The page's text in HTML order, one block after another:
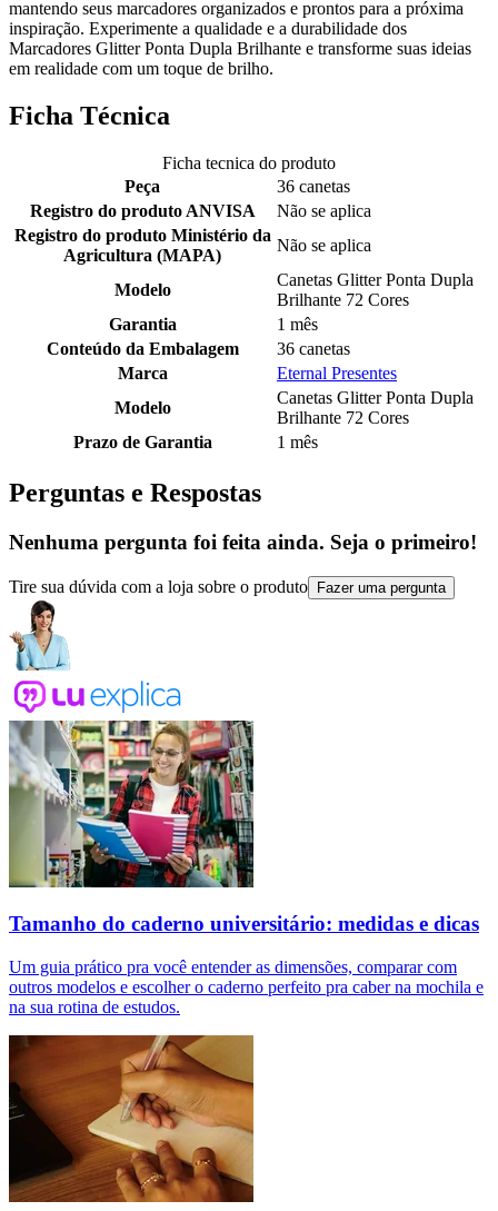
mantendo seus marcadores organizados e prontos para a próxima
inspiração. Experimente a qualidade e a durabilidade dos
Marcadores Glitter Ponta Dupla Brilhante e transforme suas ideias
em realidade com um toque de brilho.
Ficha Técnica
Ficha tecnica do produto
Peça
36 canetas
Registro do produto ANVISA
Não se aplica
Registro do produto Ministério da
Agricultura (MAPA)
Não se aplica
Modelo
Canetas Glitter Ponta Dupla
Brilhante 72 Cores
Garantia
1 mês
Conteúdo da Embalagem
36 canetas
Marca
Eternal Presentes
Modelo
Canetas Glitter Ponta Dupla
Brilhante 72 Cores
Prazo de Garantia
1 mês
Perguntas e Respostas
Nenhuma pergunta foi feita ainda. Seja o primeiro!
Tire sua dúvida com a loja sobre o produto Fazer uma pergunta
Tamanho do caderno universitário: medidas e dicas
Um guia prático pra você entender as dimensões, comparar com
outros modelos e escolher o caderno perfeito pra caber na mochila e
na sua rotina de estudos.